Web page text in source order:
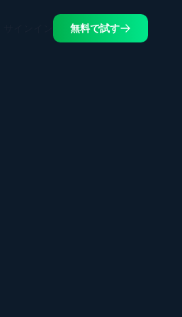
無料で試す